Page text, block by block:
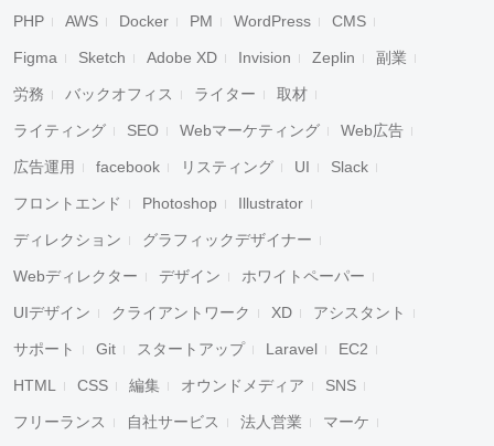
PHP AWS Docker PM WordPress CMS
Figma Sketch Adobe XD Invision Zeplin 副業
労務 バックオフィス ライター 取材
ライティング SEO Webマーケティング Web広告
広告運用 facebook リスティング UI Slack
フロントエンド Photoshop Illustrator
ディレクション グラフィックデザイナー
Webディレクター デザイン ホワイトペーパー
UIデザイン クライアントワーク XD アシスタント
サポート Git スタートアップ Laravel EC2
HTML CSS 編集 オウンドメディア SNS
フリーランス 自社サービス 法人営業 マーケ